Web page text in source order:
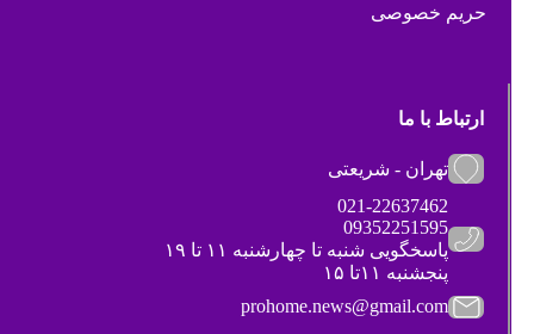
حریم خصوصی
ارتباط با ما
تهران - شریعتی
021-22637462
09352251595
پاسخگویی شنبه تا چهارشنبه ۱۱ تا ۱۹
پنجشنبه ۱۱تا ۱۵
prohome.news@gmail.com